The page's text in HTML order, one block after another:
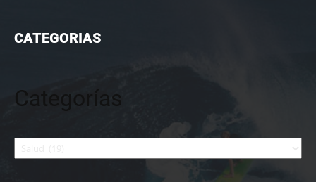
CATEGORIAS
Categorías
Categorías